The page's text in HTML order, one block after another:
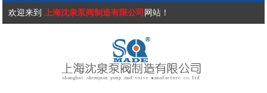
欢迎来到 上海沈泉泵阀制造有限公司 网站！